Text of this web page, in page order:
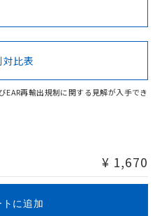
Cd Cr(VI)
能性があります。
比表
再輸出規制に関する見解が入手でき
¥ 1,670
トに追加